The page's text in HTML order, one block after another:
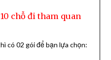
chỗ đi tham quan
có 02 gói để bạn lựa chọn: